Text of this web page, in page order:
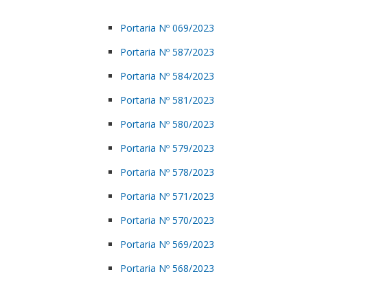
Portaria Nº 069/2023
Portaria Nº 587/2023
Portaria Nº 584/2023
Portaria Nº 581/2023
Portaria Nº 580/2023
Portaria Nº 579/2023
Portaria Nº 578/2023
Portaria Nº 571/2023
Portaria Nº 570/2023
Portaria Nº 569/2023
Portaria Nº 568/2023